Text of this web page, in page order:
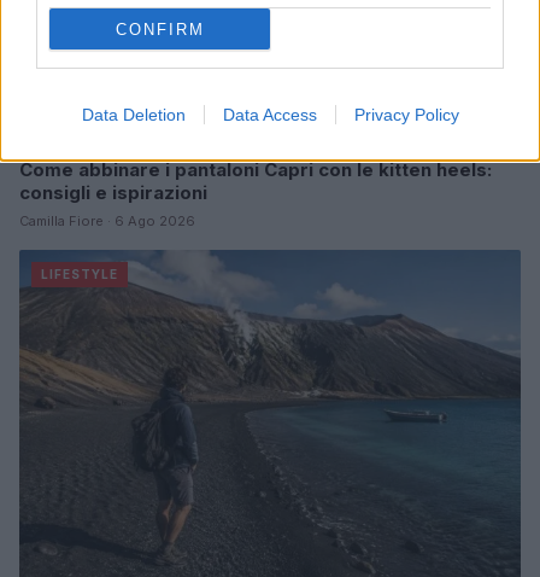
CONFIRM
Data Deletion Data Access Privacy Policy
Come abbinare i pantaloni Capri con le kitten heels:
consigli e ispirazioni
Camilla Fiore · 6 Ago 2026
LIFESTYLE